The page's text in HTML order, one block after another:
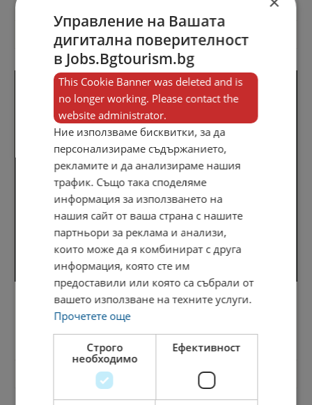
1380 Преглеждания 15.03.2024
Рецепционисти Хотели
Guest relation
931 Преглеждания
Управление на Вашата
дигитална поверителност
в Jobs.Bgtourism.bg
This Cookie Banner was deleted and is
no longer working. Please contact the
website administrator.
Ние използваме бисквитки, за да
персонализираме съдържанието,
рекламите и да анализираме нашия
трафик. Също така споделяме
информация за използването на
нашия сайт от ваша страна с нашите
партньори за реклама и анализи,
които може да я комбинират с друга
информация, която сте им
предоставили или която са събрали от
вашето използване на техните услуги.
Прочетете още
Строго
необходимо
Ефективност